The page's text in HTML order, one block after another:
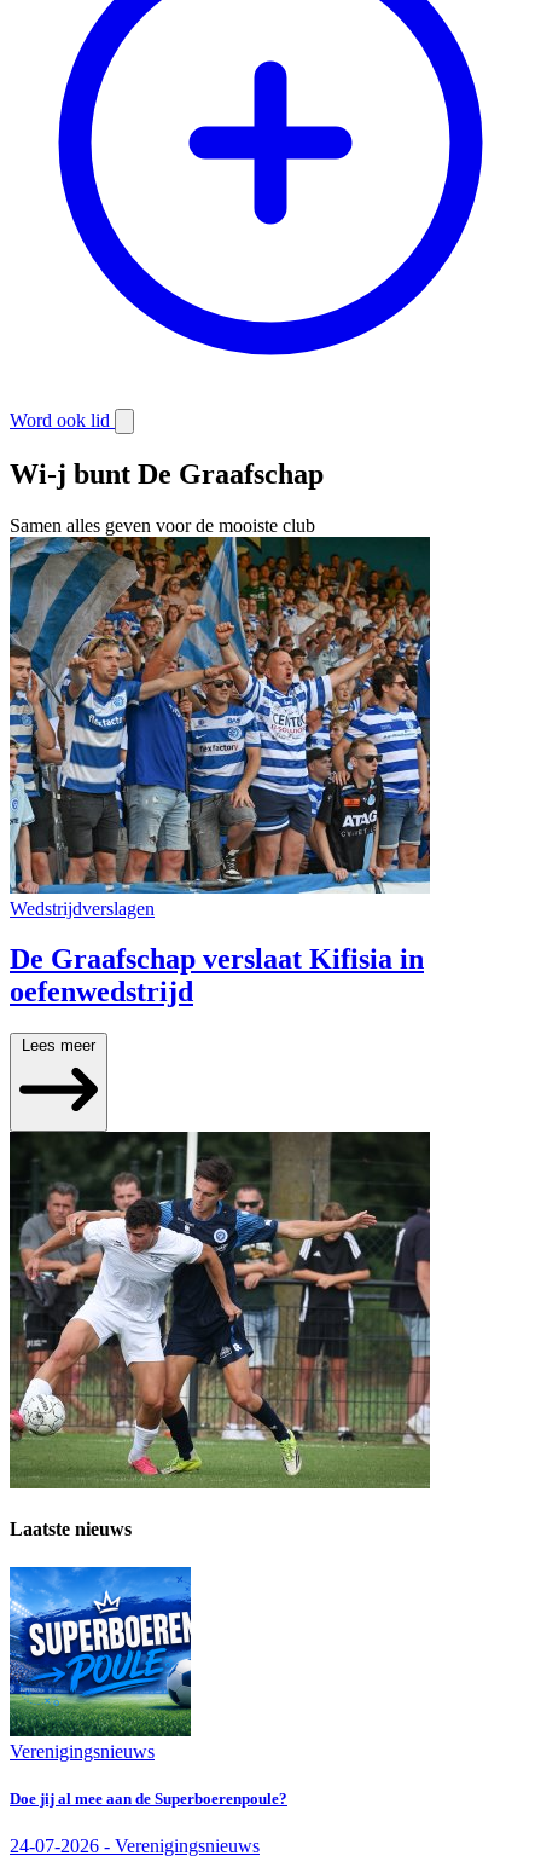
Word ook lid
Wi-j bunt De Graafschap
Samen alles geven voor de mooiste club
Wedstrijdverslagen
De Graafschap verslaat Kifisia in
oefenwedstrijd
Lees meer
Laatste nieuws
Verenigingsnieuws
Doe jij al mee aan de Superboerenpoule?
24-07-2026 - Verenigingsnieuws